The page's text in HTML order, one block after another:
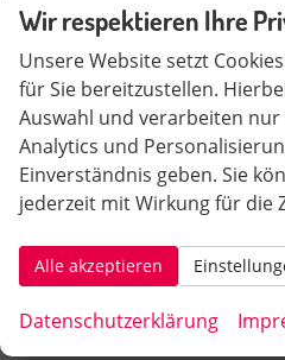
Bluetooth mit Audiostreaming
Bose: Acoustimass Bassmodul
Bose: digitaler Verstärker
Google: Apps aus dem Google
Google: Automotive Services
Google: Google Assistant
Google: Google Maps-Dienste
Google Street View)
Google: integriertes Google Maps
Wir respektieren Ihre
Unsere Website setzt
für Sie bereitzustellen.
Auswahl und verarbeiten
Analytics und
Einverständnis geben. Sie
jederzeit mit Wirkung für die
Alle akzeptieren
Datenschutzerklärung